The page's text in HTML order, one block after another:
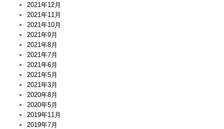
2021年12月
2021年11月
2021年10月
2021年9月
2021年8月
2021年7月
2021年6月
2021年5月
2021年3月
2020年8月
2020年5月
2019年11月
2019年7月